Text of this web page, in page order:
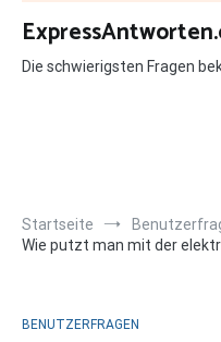
Zum
Inhalt
springen
Die schwierigsten Fragen
Startseite
Wie putzt man mit der
BENUTZERFRAGEN